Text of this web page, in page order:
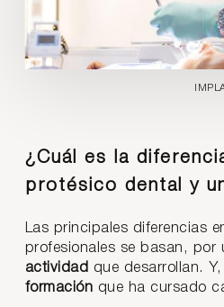
¿Cuál es la
protésico dental y
Las principales diferencias
profesionales se basan, por
actividad que desarrollan.
formación que ha cursado